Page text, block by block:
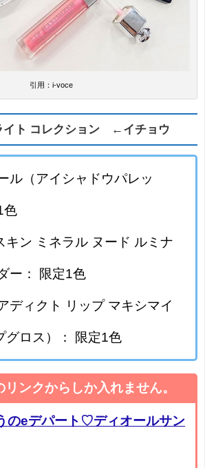
引用：i-voce
イト コレクション ←イチョウ
ル（アイシャドウパレッ
色
キン ミネラル ヌード ルミナ
ー： 限定1色
ディクト リップ マキシマイ
グロス）： 限定1色
ンクからしか入れません。
のeデパート♡ディオールサン